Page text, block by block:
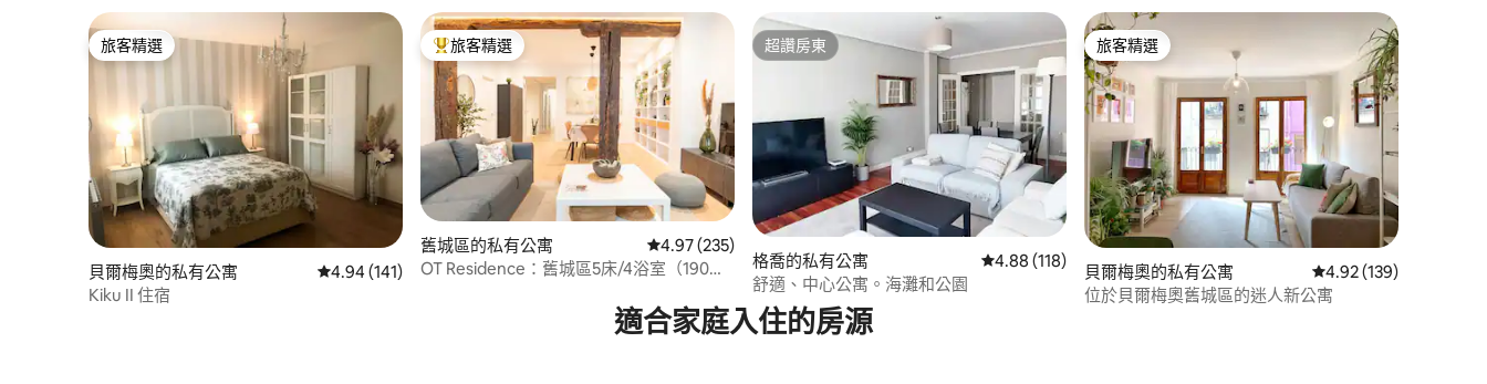
旅客精選
旅客精選
貝爾梅奧的私有公寓 從 141 則評價中獲得 4.94 的平均評分（滿分 5 分）
4.94 (141)
Kiku II 住宿
旅客精選榜首
旅客精選
舊城區的私有公寓 從 235 則評價中獲得 4.97 的平均評分（滿分 5 分）
4.97 (235)
OT Residence：舊城區5床/4浴室（190平
超讚房東
超讚房東
格喬的私有公寓 從 118 則評價中獲得 4.88 的平均評分（滿分 5 分）
4.88 (118)
舒適、中心公寓。海灘和公園
旅客精選
旅客精選
貝爾梅奧的私有公寓 從 139 則評價中獲得
4.92 (139)
位於貝爾梅奧舊城區的迷人新公寓
適合家庭入住的房源